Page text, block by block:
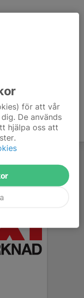
för att vår
De används
hjälpa oss att